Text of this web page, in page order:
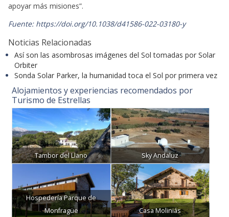
apoyar más misiones”.
Fuente: https://doi.org/10.1038/d41586-022-03180-y
Noticias Relacionadas
Así son las asombrosas imágenes del Sol tomadas por Solar
Orbiter
Sonda Solar Parker, la humanidad toca el Sol por primera vez
Alojamientos y experiencias recomendados por
Turismo de Estrellas
Tambor del Llano Sky Andaluz
Hospedería Parque de
Monfragüe
Casa Moliniás